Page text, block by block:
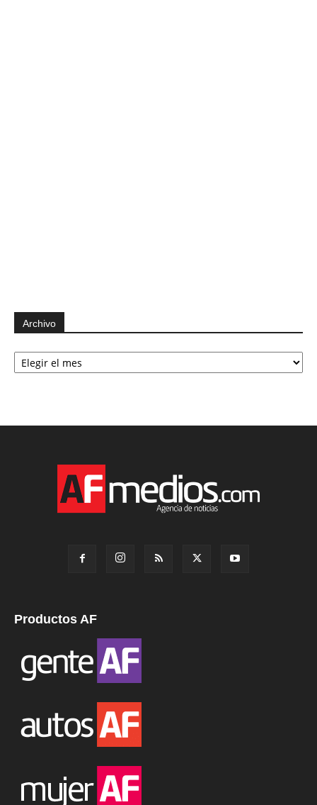
Archivo
Archivo
Productos AF